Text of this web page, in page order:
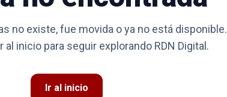
no existe, fue movida o ya no está disponible.
al inicio para seguir explorando RDN Digital.
Ir al inicio